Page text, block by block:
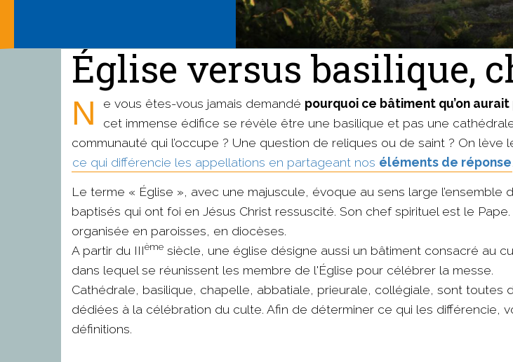
Église versus basilique,
Ne vous êtes-vous jamais demandé pourquoi ce bâtiment qu’on
cet immense édifice se révèle être une basilique et pas une
communauté qui l’occupe ? Une question de reliques ou de saint ? On lève
ce qui différencie les appellations en partageant nos éléments de réponse
Le terme « Église », avec une majuscule, évoque au sens large l’ensemble
baptisés qui ont foi en Jésus Christ ressuscité. Son chef spirituel est le
organisée en paroisses, en diocèses.
A partir du IIIème siècle, une église désigne aussi un bâtiment consacré au
dans lequel se réunissent les membre de l'Église pour célébrer la messe.
Cathédrale, basilique, chapelle, abbatiale, prieurale, collégiale, sont toutes
dédiées à la célébration du culte. Afin de déterminer ce qui les différencie,
définitions.